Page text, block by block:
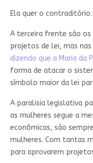
Ela quer o contraditório.
A terceira frente são
projetos de lei, mas nas
dizendo que a Maria da
forma de atacar o
símbolo maior da lei
A paralisia legislativa
as mulheres segue a
econômicas, são
mulheres. Com tantas
para aprovarem